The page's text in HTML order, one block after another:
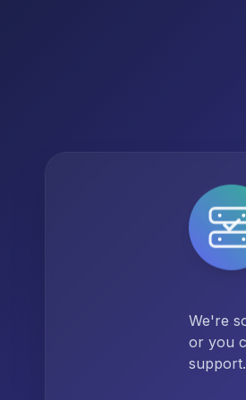
We're
or you
support.